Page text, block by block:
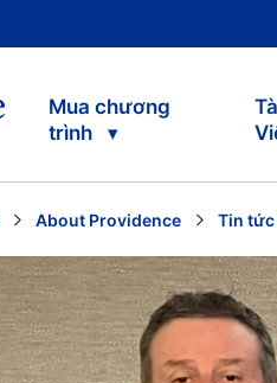
Mua chương
trình
About Providence Tin